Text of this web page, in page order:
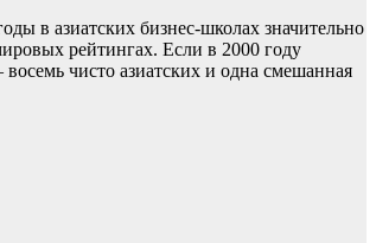
в азиатских бизнес-школах значительно
рейтингах. Если в 2000 году
чисто азиатских и одна смешанная